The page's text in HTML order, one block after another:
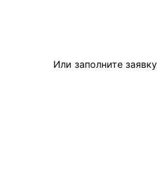
Или заполните заявку